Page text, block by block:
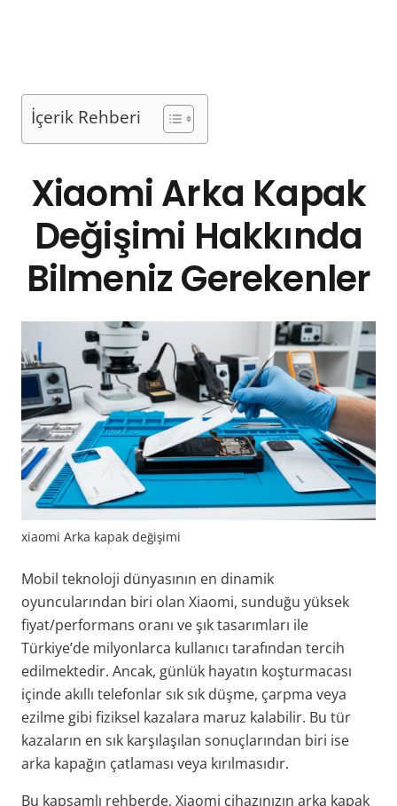
İçerik Rehberi
Xiaomi Arka Kapak
Değişimi Hakkında
Bilmeniz Gerekenler
xiaomi Arka kapak değişimi
Mobil teknoloji dünyasının en dinamik
oyuncularından biri olan Xiaomi, sunduğu yüksek
fiyat/performans oranı ve şık tasarımları ile
Türkiye’de milyonlarca kullanıcı tarafından tercih
edilmektedir. Ancak, günlük hayatın koşturmacası
içinde akıllı telefonlar sık sık düşme, çarpma veya
ezilme gibi fiziksel kazalara maruz kalabilir. Bu tür
kazaların en sık karşılaşılan sonuçlarından biri ise
arka kapağın çatlaması veya kırılmasıdır.
Bu kapsamlı rehberde, Xiaomi cihazınızın arka kapak